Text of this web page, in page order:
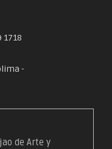
1718
-
de Arte y